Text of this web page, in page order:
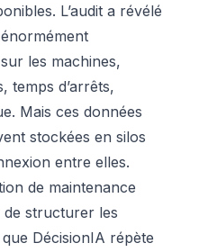
L’audit a révélé
les machines,
temps d’arrêts,
Mais ces données
stockées en silos
entre elles.
de maintenance
de structurer les
DécisionIA répète